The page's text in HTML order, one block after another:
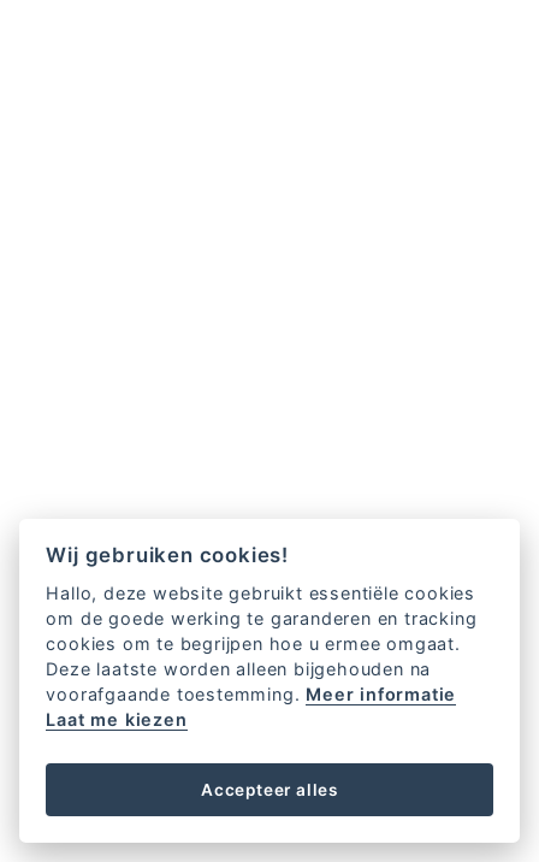
Wij gebruiken cookies!
Hallo, deze website gebruikt essentiële cookies
om de goede werking te garanderen en tracking
cookies om te begrijpen hoe u ermee omgaat.
Deze laatste worden alleen bijgehouden na
voorafgaande toestemming. Meer informatie
Laat me kiezen
Accepteer alles